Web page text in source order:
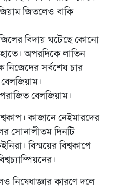
জিতলেও বাকি
বিদায় ঘটেছে কোনো
অপরদিকে লাতিন
সর্বশেষ চার
বেলজিয়াম।
কাজানে নেইমারদের
সোনালীতম দিনটি
বিস্ময়ের বিশ্বকাপে
নিষেধাজ্ঞার কারণে দলে